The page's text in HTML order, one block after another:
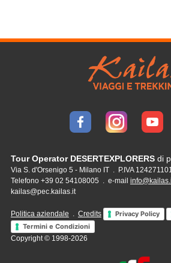
Tour Operator DESERTEXPLORERSdi
Via S. d'Orsenigo 5 - Milano IT . P.IVA
Telefono +39 02 54108005 . e-mail
kailas@pec.kailas.it
Politica aziendale Credits Privacy Policy
Termini e Condizioni
Copyright © 1998-2026